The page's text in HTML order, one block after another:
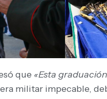
que «Esta
militar impecable,